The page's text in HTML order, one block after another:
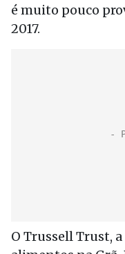
é muito pouco
2017.
O Trussell Trust,